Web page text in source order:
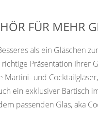
FÜR MEHR
als ein Gläschen
Präsentation Ihrer
Martini- und
ein exklusiver Bartisch
passenden Glas, aka